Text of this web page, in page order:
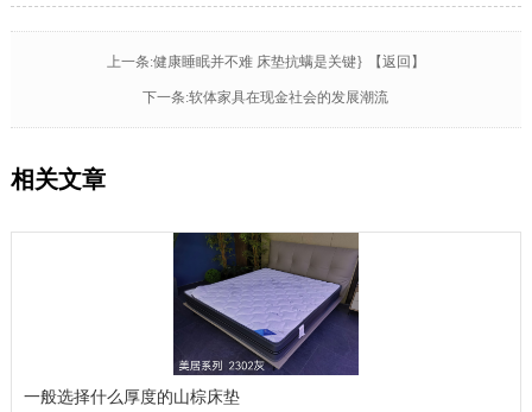
上一条:健康睡眠并不难 床垫抗螨是关键} 【返回】
下一条:软体家具在现金社会的发展潮流
相关文章
一般选择什么厚度的山棕床垫